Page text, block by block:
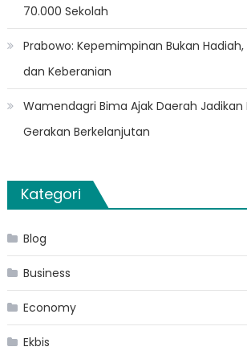
70.000 Sekolah
Prabowo: Kepemimpinan Bukan
dan Keberanian
Wamendagri Bima Ajak Daerah Jadikan
Gerakan Berkelanjutan
Kategori
Blog
Business
Economy
Ekbis